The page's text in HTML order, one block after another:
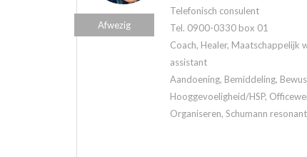
Telefonisch consulent
Tel. 0900-0330 box 01
Coach, Healer, Maatschappelijk
assistant
Aandoening, Bemiddeling,
Hooggevoeligheid/HSP,
Organiseren, Schumann
Afwezig